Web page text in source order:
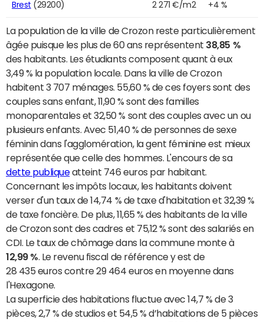
Brest (29200) 2 271 €/m2 +4 %
La population de la ville de Crozon reste particulièrement
âgée puisque les plus de 60 ans représentent 38,85 %
des habitants. Les étudiants composent quant à eux
3,49 % la population locale. Dans la ville de Crozon
habitent 3 707 ménages. 55,60 % de ces foyers sont des
couples sans enfant, 11,90 % sont des familles
monoparentales et 32,50 % sont des couples avec un ou
plusieurs enfants. Avec 51,40 % de personnes de sexe
féminin dans l'agglomération, la gent féminine est mieux
représentée que celle des hommes. L'encours de sa
dette publiqueatteint 746 euros par habitant.
Concernant les impôts locaux, les habitants doivent
verser d'un taux de 14,74 % de taxe d'habitation et 32,39 %
de taxe foncière. De plus, 11,65 % des habitants de la ville
de Crozon sont des cadres et 75,12 % sont des salariés en
CDI. Le taux de chômage dans la commune monte à
12,99 %. Le revenu fiscal de référence y est de
28 435 euros contre 29 464 euros en moyenne dans
l'Hexagone.
La superficie des habitations fluctue avec 14,7 % de 3
pièces, 2,7 % de studios et 54,5 % d’habitations de 5 pièces